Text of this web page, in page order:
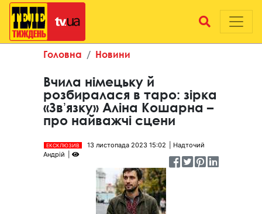
Головна Новини
Вчила німецьку й
розбиралася в таро: зірка
«Звʼязку» Аліна Кошарна –
про найважчі сцени
ЕКСКЛЮЗИВ 13 листопада 2023 15:02
Надточий
Андрій